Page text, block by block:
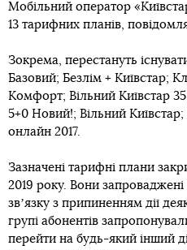
Мобільний оператор
13 тарифних планів,
Зокрема, перестануть
Базовий; Безлім + Київстар;
Комфорт; Вільний Київстар
5+0 Новий!; Вільний
онлайн 2017.
Зазначені тарифні плани
2019 року. Вони запроваджені
звʼязку з припиненням дії
групі абонентів
перейти на будь-який інший